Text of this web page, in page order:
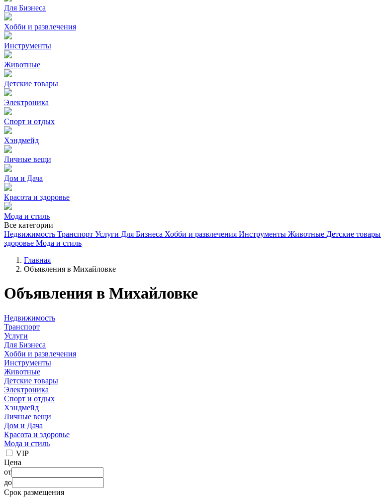
Для Бизнеса
Хобби и развлечения
Инструменты
Животные
Детские товары
Электроника
Спорт и отдых
Хэндмейд
Личные вещи
Дом и Дача
Красота и здоровье
Мода и стиль
Все категории
Недвижимость Транспорт Услуги Для Бизнеса Хобби и развлечения Инструменты Животные Детские товары
здоровье Мода и стиль
Главная
Объявления в Михайловке
Объявления в Михайловке
Недвижимость
Транспорт
Услуги
Для Бизнеса
Хобби и развлечения
Инструменты
Животные
Детские товары
Электроника
Спорт и отдых
Хэндмейд
Личные вещи
Дом и Дача
Красота и здоровье
Мода и стиль
VIP
Цена
от
до
Срок размещения